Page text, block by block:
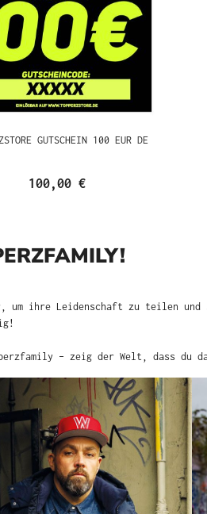
GUTSCHEIN 100 EUR DE
100,00 €
Leidenschaft zu teilen und sich
– zeig der Welt, dass du